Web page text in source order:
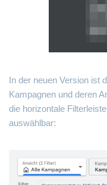
In der neuen Version ist
Kampagnen und deren
die horizontale
auswählbar: